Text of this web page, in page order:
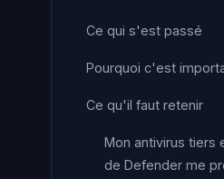
Ce qui s'est passé
Pourquoi c'est
Ce qu'il faut retenir
Mon antivirus tiers
de Defender me